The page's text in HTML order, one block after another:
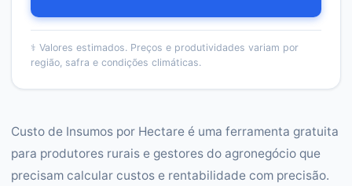
⚕️ Valores estimados. Preços e produtividades variam por
região, safra e condições climáticas.
Custo de Insumos por Hectare é uma ferramenta gratuita
para produtores rurais e gestores do agronegócio que
precisam calcular custos e rentabilidade com precisão.